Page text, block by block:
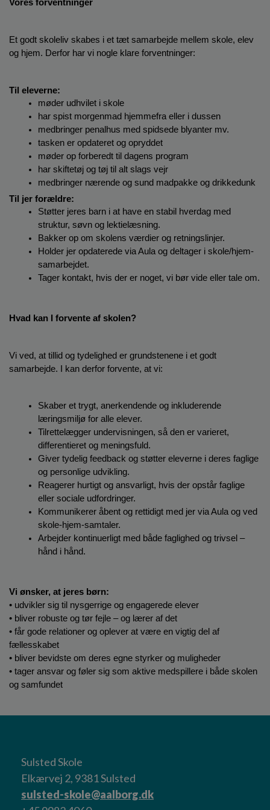
Vores forventninger
Et godt skoleliv skabes i et tæt samarbejde mellem skole, elev
og hjem. Derfor har vi nogle klare forventninger:
Til eleverne:
møder udhvilet i skole
har spist morgenmad hjemmefra eller i dussen
medbringer penalhus med spidsede blyanter mv.
tasken er opdateret og opryddet
møder op forberedt til dagens program
har skiftetøj og tøj til alt slags vejr
medbringer nærende og sund madpakke og drikkedunk
Til jer forældre:
Støtter jeres barn i at have en stabil hverdag med
struktur, søvn og lektielæsning.
Bakker op om skolens værdier og retningslinjer.
Holder jer opdaterede via Aula og deltager i skole/hjem-
samarbejdet.
Tager kontakt, hvis der er noget, vi bør vide eller tale om.
Hvad kan I forvente af skolen?
Vi ved, at tillid og tydelighed er grundstenene i et godt
samarbejde. I kan derfor forvente, at vi:
Skaber et trygt, anerkendende og inkluderende
læringsmiljø for alle elever.
Tilrettelægger undervisningen, så den er varieret,
differentieret og meningsfuld.
Giver tydelig feedback og støtter eleverne i deres faglige
og personlige udvikling.
Reagerer hurtigt og ansvarligt, hvis der opstår faglige
eller sociale udfordringer.
Kommunikerer åbent og rettidigt med jer via Aula og ved
skole-hjem-samtaler.
Arbejder kontinuerligt med både faglighed og trivsel –
hånd i hånd.
Vi ønsker, at jeres børn:
• udvikler sig til nysgerrige og engagerede elever
• bliver robuste og tør fejle – og lærer af det
• får gode relationer og oplever at være en vigtig del af
fællesskabet
• bliver bevidste om deres egne styrker og muligheder
• tager ansvar og føler sig som aktive medspillere i både skolen
og samfundet
Sulsted Skole
Elkærvej 2, 9381 Sulsted
sulsted-skole@aalborg.dk